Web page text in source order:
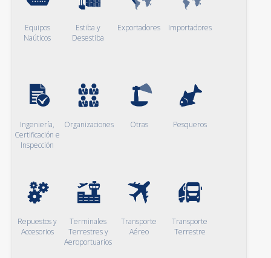
Equipos
Naúticos
Estiba y
Desestiba
Exportadores Importadores
Ingeniería,
Certificación e
Inspección
Organizaciones Otras Pesqueros
Repuestos y
Accesorios
Terminales
Terrestres y
Aeroportuarios
Transporte
Aéreo
Transporte
Terrestre